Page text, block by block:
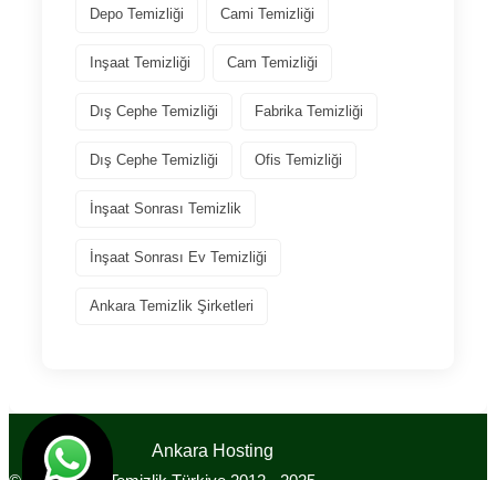
Depo Temizliği Cami Temizliği
Inşaat Temizliği Cam Temizliği
Dış Cephe Temizliği Fabrika Temizliği
Dış Cephe Temizliği Ofis Temizliği
İnşaat Sonrası Temizlik
İnşaat Sonrası Ev Temizliği
Ankara Temizlik Şirketleri
Tasarım
Ankara Hosting